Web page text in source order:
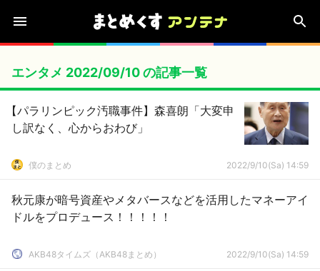
エンタメ 2022/09/10 の記事一覧
【パラリンピック汚職事件】森喜朗「大変申
し訳なく、心からおわび」
僕のまとめ 2022/9/10(Sa) 14:59
秋元康が暗号資産やメタバースなどを活用したマネーアイ
ドルをプロデュース！！！！！
AKB48タイムズ（AKB48まとめ） 2022/9/10(Sa) 14:59